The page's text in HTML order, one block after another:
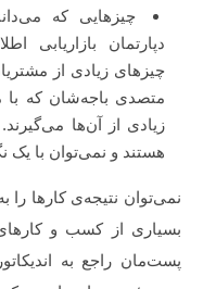
چیزهایی که
دپارتمان بازاریابی‌
چیزهای زیادی از
متصدی باجه‌شان که با
زیادی از آن‌ها
هستند و نمی‌توان با یک
نمی‌توان نتیجه‌ی کارها را
بسیاری از کسب و
پست‌مان راجع به